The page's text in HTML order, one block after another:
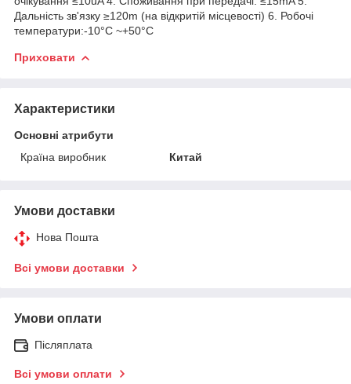
Дальність зв'язку ≥120m (на відкритій місцевості) 6. Робочі
температури:-10°C ~+50°C
Приховати
Характеристики
Основні атрибути
Країна виробник
Китай
Умови доставки
Нова Пошта
Всі умови доставки
Умови оплати
Післяплата
Всі умови оплати